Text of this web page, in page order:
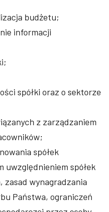
budżetu;
informacji
spółki oraz o sektorze
z zarządzaniem
spółek
uwzględnieniem spółek
zasad wynagradzania
Państwa, ograniczeń